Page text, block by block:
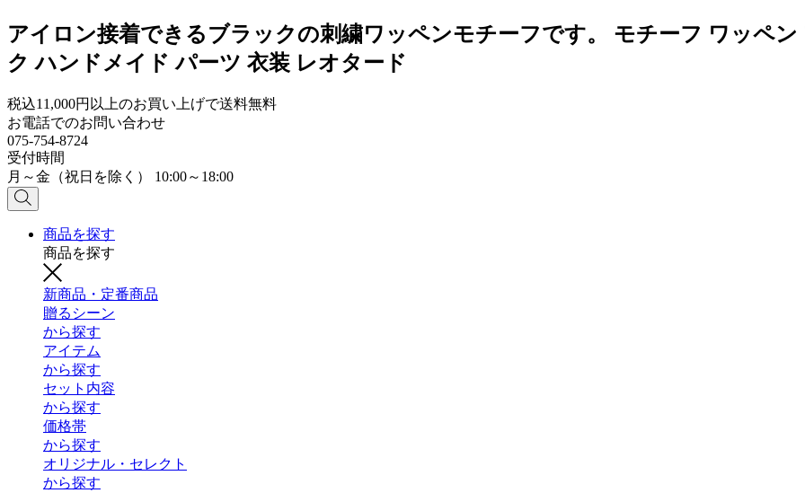
アイロン接着できるブラックの刺繍ワッペンモチーフです。 モチーフ ワッペ
ク ハンドメイド パーツ 衣装 レオタード
税込11,000円以上のお買い上げで送料無料
お電話でのお問い合わせ
075-754-8724
受付時間
月～金（祝日を除く） 10:00～18:00
商品を探す
商品を探す
新商品・定番商品
贈るシーン
から探す
アイテム
から探す
セット内容
から探す
価格帯
から探す
オリジナル・セレクト
から探す